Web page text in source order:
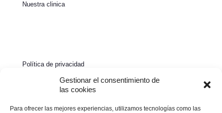
Gestionar el consentimiento de
las cookies
Para ofrecer las mejores experiencias, utilizamos tecnologías como las
Nuestra clinica
Política de privacidad
Política de cookies
Declaración de accesibilidad